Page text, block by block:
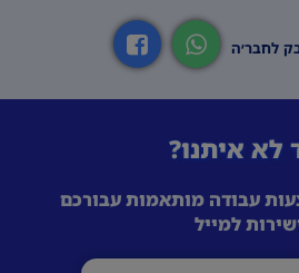
לחבר׳ה
לא איתנו?
עבודה מותאמות עבורכם
למייל